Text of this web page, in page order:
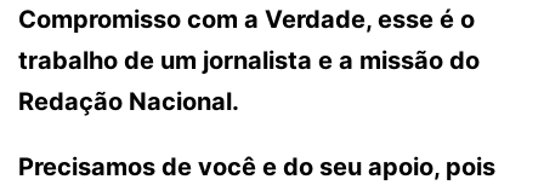
Compromisso com a Verdade, esse é o
trabalho de um jornalista e a missão do
Redação Nacional.
Precisamos de você e do seu apoio, pois